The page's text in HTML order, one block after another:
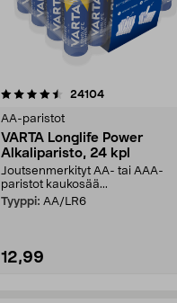
24104arvostelut
AA-paristot
VARTA Longlife Power
Alkaliparisto, 24 kpl
Joutsenmerkityt AA- tai AAA-
paristot kaukosää...
Tyyppi: AA/LR6
12,99
4.5viidestä